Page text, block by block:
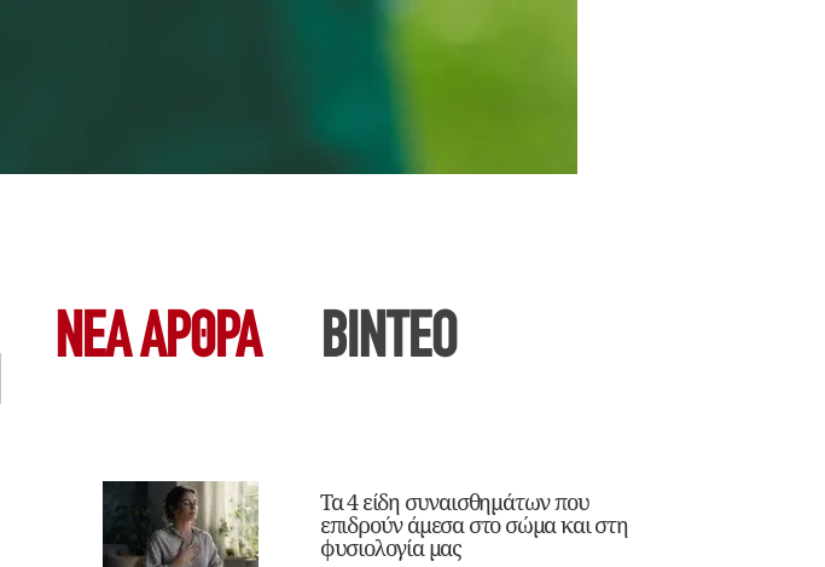
ΝΕΑ ΆΡΘΡΑ ΒΙΝΤΕΟ
Τα 4 είδη συναισθημάτων που
επιδρούν άμεσα στο σώμα και στη
φυσιολογία μας